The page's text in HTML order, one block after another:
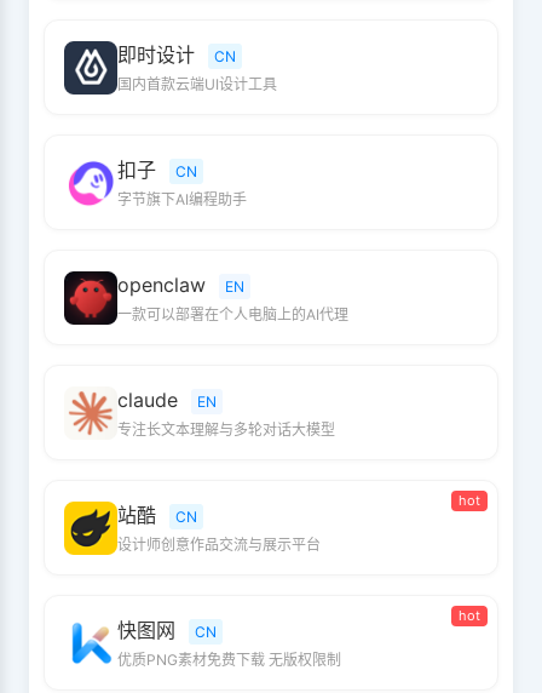
即时设计
CN
国内首款云端UI设计工具
扣子
CN
字节旗下AI编程助手
openclaw
EN
一款可以部署在个人电脑上的AI代理
claude
EN
专注长文本理解与多轮对话大模型
hot
站酷
CN
设计师创意作品交流与展示平台
hot
快图网
CN
优质PNG素材免费下载 无版权限制